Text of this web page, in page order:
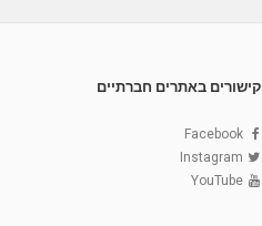
קישורים באתרים חברתיים
Facebook
Instagram
YouTube